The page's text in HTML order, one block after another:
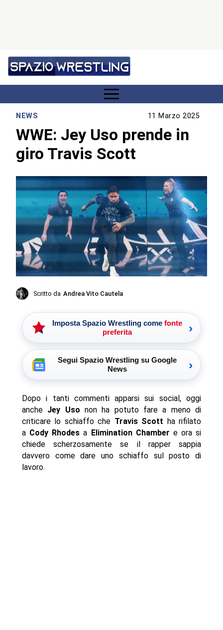
NEWS 11 Marzo 2025
WWE: Jey Uso prende in
giro Travis Scott
Scritto da Andrea Vito Cautela
Imposta Spazio Wrestling come fonte
preferita
›
Segui Spazio Wrestling su Google
News
›
Dopo i tanti commenti apparsi sui social, oggi
anche Jey Uso non ha potuto fare a meno di
criticare lo schiaffo che Travis Scott ha rifilato
a Cody Rhodes a Elimination Chamber e ora si
chiede scherzosamente se il rapper sappia
davvero come dare uno schiaffo sul posto di
lavoro.